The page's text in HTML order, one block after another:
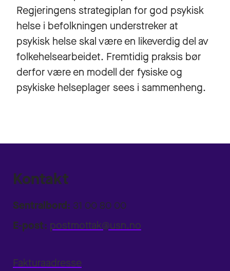
Regjeringens strategiplan for god psykisk
helse i befolkningen understreker at
psykisk helse skal være en likeverdig del av
folkehelsearbeidet. Fremtidig praksis bør
derfor være en modell der fysiske og
psykiske helseplager sees i sammenheng.
Kontakt
Sentralbord: 31 00 80 00
E-post: postmottak@usn.no
Fakturaadresse